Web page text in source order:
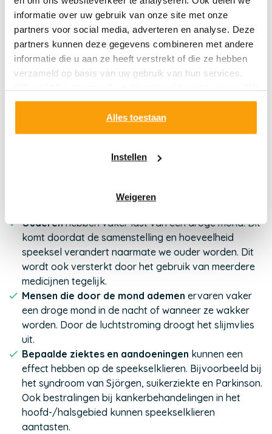
informatie over uw gebruik van onze site met onze
partners voor social media, adverteren en analyse. Deze
partners kunnen deze gegevens combineren met andere
informatie die u aan ze heeft verstrekt of die ze hebben
verzameld op basis van uw gebruik van hun services.
u liever geen cookies, klik dan op "instellen". Op onze
kunt u meer lezen over onze cookies.
Alles toestaan
Instellen
Weigeren
het goed om te weten wat de oorzaak is, zodat je dit
Oorzaken van een droge mond
stress of uitdroging. In andere gevallen is er een
structurele oorzaak. De meest voorkomende oorzaken
zijn:
kunnen een verminderde
bij bloeddrukverlagers, antihistaminica,
Ouderenhebben vaker last van een droge mond. Dit
komt doordat de samenstelling en hoeveelheid
speeksel verandert naarmate we ouder worden. Dit
wordt ook versterkt door het gebruik van meerdere
medicijnen tegelijk.
Mensen die door de mond ademen ervaren vaker
een droge mond in de nacht of wanneer ze wakker
worden. Door de luchtstroming droogt het slijmvlies
uit.
Bepaalde ziektes en aandoeningen kunnen een
effect hebben op de speekselklieren. Bijvoorbeeld bij
het syndroom van Sjörgen, suikerziekte en Parkinson.
Ook bestralingen bij kankerbehandelingen in het
hoofd-/halsgebied kunnen speekselklieren
aantasten.